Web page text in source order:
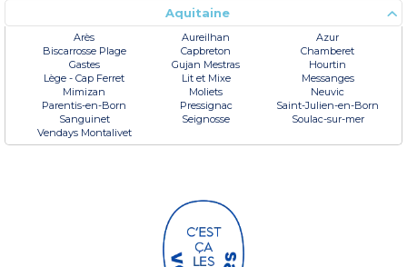
Aquitaine
Arès Aureilhan
Azur
Biscarrosse Plage
Capbreton
Chamberet
Gastes
Gujan Mestras
Hourtin
Lège - Cap Ferret
Lit et Mixe
Messanges
Mimizan
Moliets
Neuvic
Parentis-en-Born
Pressignac
Saint-Julien-en-Born
Sanguinet
Seignosse
Soulac-sur-mer
Vendays Montalivet